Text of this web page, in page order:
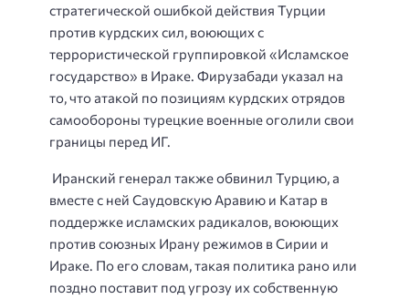
стратегической ошибкой действия Турции
против курдских сил, воюющих с
террористической группировкой «Исламское
государство» в Ираке. Фирузабади указал на
то, что атакой по позициям курдских отрядов
самообороны турецкие военные оголили свои
границы перед ИГ.
Иранский генерал также обвинил Турцию, а
вместе с ней Саудовскую Аравию и Катар в
поддержке исламских радикалов, воюющих
против союзных Ирану режимов в Сирии и
Ираке. По его словам, такая политика рано или
поздно поставит под угрозу их собственную